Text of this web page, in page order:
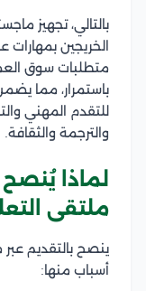
بالتالي، تجهيز
الخريجين
متطلبات سوق
باستمرار، مما
للتقدم المهني
والترجمة والثقافة.
لماذا
ملتقى
ينصح بالتقديم
أسباب منها: